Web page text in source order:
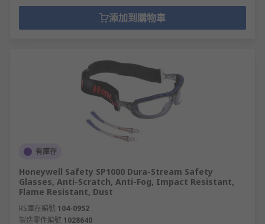
添加到購物車
有庫存
Honeywell Safety SP1000 Dura-Stream Safety
Glasses, Anti-Scratch, Anti-Fog, Impact Resistant,
Flame Resistant, Dust
RS庫存編號 104-0952
製造零件編號 1028640